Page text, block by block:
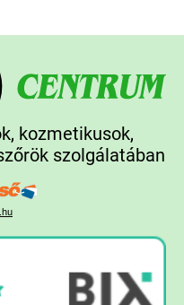
kozmetikusok,
szolgálatában